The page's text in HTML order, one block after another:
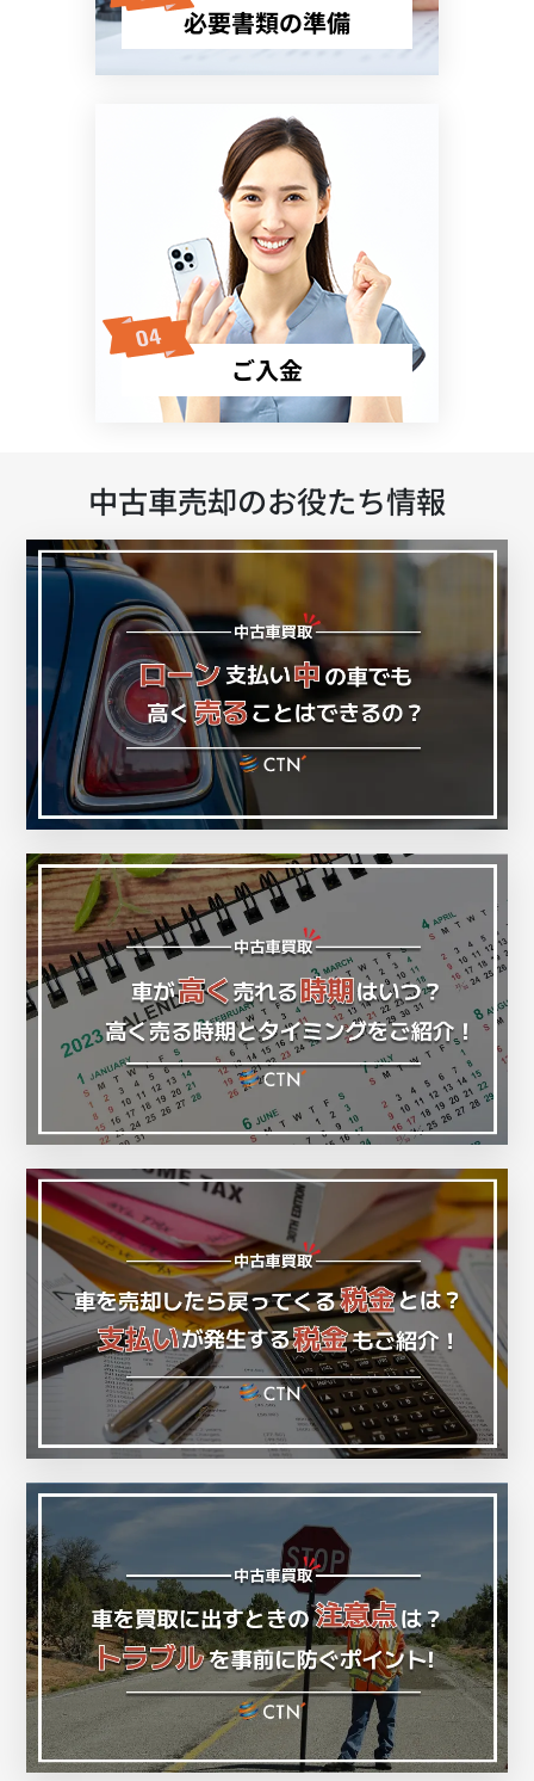
必要書類の準備
ご入金
中古車売却のお役たち情報